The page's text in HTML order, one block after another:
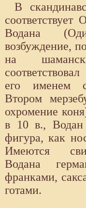
В
Водана
возбуждение,
на
его именем
Втором
охромение
в 10 в., Водан
фигура, как
Имеются
Водана
франками,
готами.